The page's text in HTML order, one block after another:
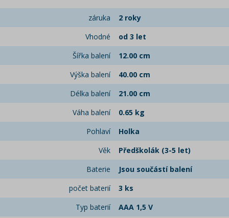
záruka
2 roky
Vhodné
od 3 let
Šířka balení
12.00 cm
Výška balení
40.00 cm
Délka balení
21.00 cm
Váha balení
0.65 kg
Pohlaví
Holka
Věk
Předškolák (3-5 let)
Baterie
Jsou součástí balení
počet baterií
3 ks
Typ baterií
AAA 1,5 V